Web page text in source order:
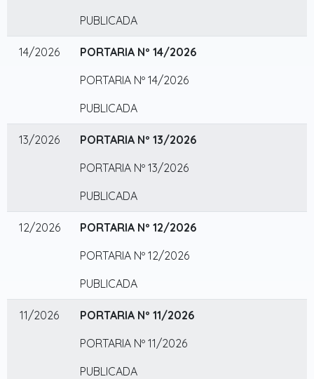
PUBLICADA
14/2026
PORTARIA Nº 14/2026
PORTARIA Nº 14/2026
PUBLICADA
13/2026
PORTARIA Nº 13/2026
PORTARIA Nº 13/2026
PUBLICADA
12/2026
PORTARIA Nº 12/2026
PORTARIA Nº 12/2026
PUBLICADA
11/2026
PORTARIA Nº 11/2026
PORTARIA Nº 11/2026
PUBLICADA